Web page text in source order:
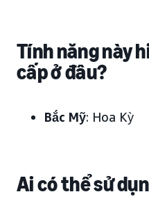
Tính năng này
cấp ở đâu?
Bắc Mỹ: Hoa Kỳ
Ai có thể sử